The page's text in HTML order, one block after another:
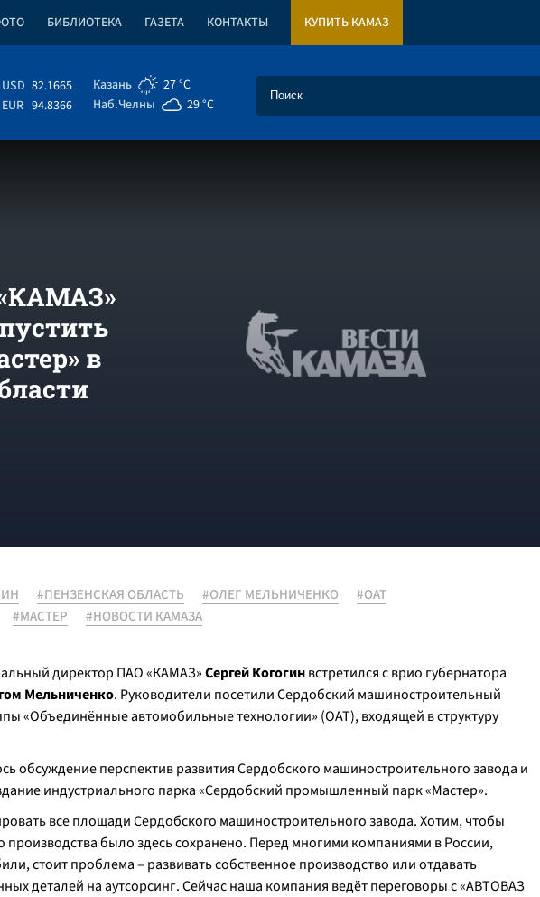
БИБЛИОТЕКА ГАЗЕТА КОНТАКТЫ КУПИТЬ КАМАЗ
USD 82.1665
EUR 94.8366
Казань
27 °C
Наб.Челны
29 °C
в
#ПЕНЗЕНСКАЯ ОБЛАСТЬ #ОЛЕГ МЕЛЬНИЧЕНКО
#ОАТ
#МАСТЕР #НОВОСТИ КАМАЗА
директор ПАО «КАМАЗ»Сергей Когогинвстретился с врио губернатора
Мельниченко. Руководители посетили Сердобский машиностроительный
«Объединённые автомобильные технологии» (ОАТ), входящей в структуру
обсуждение перспектив развития Сердобского машиностроительного завода и
индустриального парка «Сердобский промышленный парк «Мастер».
все площади Сердобского машиностроительного завода. Хотим, чтобы
было здесь сохранено. Перед многими компаниями в России,
стоит проблема – развивать собственное производство или отдавать
деталей на аутсорсинг. Сейчас наша компания ведёт переговоры с «АВТОВАЗ